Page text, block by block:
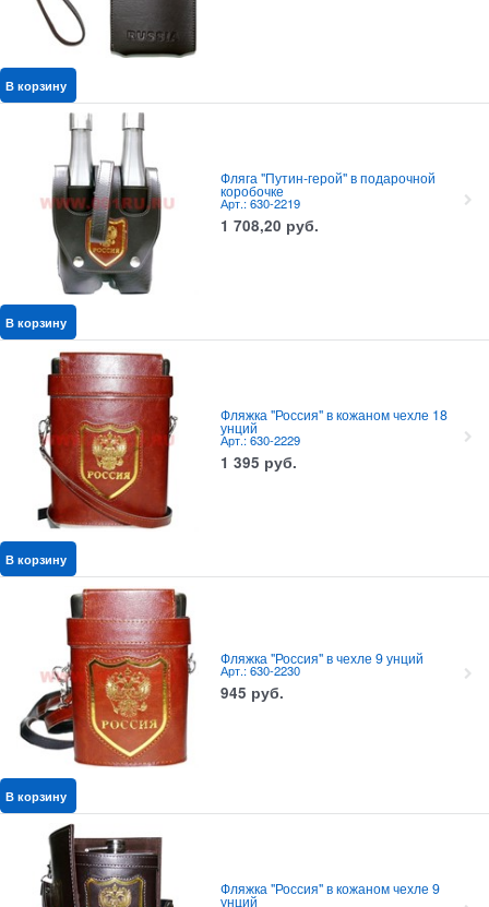
В корзину
Фляга "Путин-герой" в подарочной
коробочке
Арт.: 630-2219
1 708,20 руб.
В корзину
Фляжка "Россия" в кожаном чехле 18
унций
Арт.: 630-2229
1 395 руб.
В корзину
Фляжка "Россия" в чехле 9 унций
Арт.: 630-2230
945 руб.
В корзину
Фляжка "Россия" в кожаном чехле 9
унций